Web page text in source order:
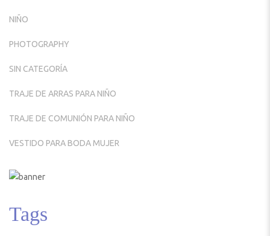
NIÑO
PHOTOGRAPHY
SIN CATEGORÍA
TRAJE DE ARRAS PARA NIÑO
TRAJE DE COMUNIÓN PARA NIÑO
VESTIDO PARA BODA MUJER
Tags